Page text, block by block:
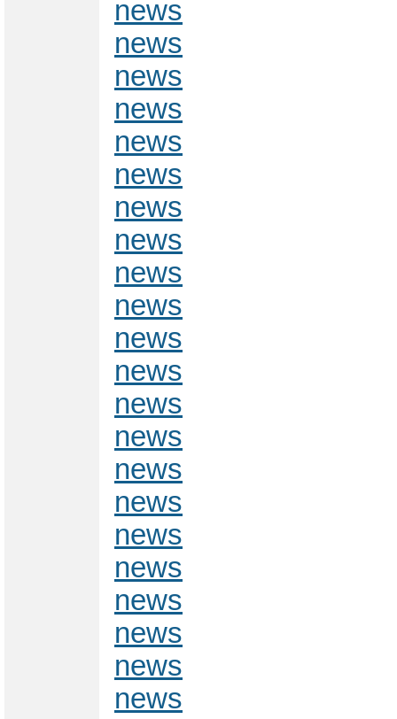
news
news
news
news
news
news
news
news
news
news
news
news
news
news
news
news
news
news
news
news
news
news